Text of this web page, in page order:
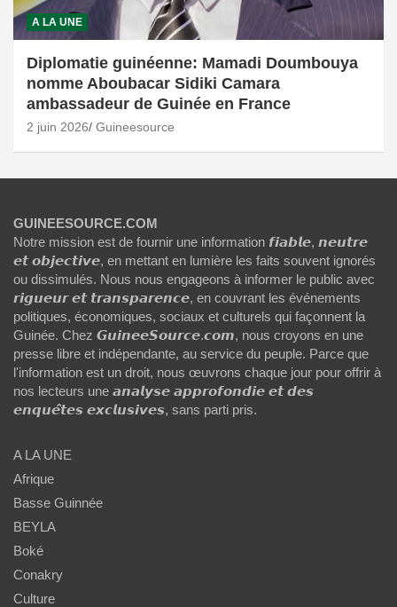
A LA UNE
Diplomatie guinéenne: Mamadi Doumbouya
nomme Aboubacar Sidiki Camara
ambassadeur de Guinée en France
2 juin 2026 Guineesource
GUINEESOURCE.COM
Notre mission est de fournir une information 𝙛𝙞𝙖𝙗𝙡𝙚, 𝙣𝙚𝙪𝙩𝙧𝙚
𝙚𝙩 𝙤𝙗𝙟𝙚𝙘𝙩𝙞𝙫𝙚, en mettant en lumière les faits souvent ignorés
ou dissimulés. Nous nous engageons à informer le public avec
𝙧𝙞𝙜𝙪𝙚𝙪𝙧 𝙚𝙩 𝙩𝙧𝙖𝙣𝙨𝙥𝙖𝙧𝙚𝙣𝙘𝙚, en couvrant les événements
politiques, économiques, sociaux et culturels qui façonnent la
Guinée. Chez 𝙂𝙪𝙞𝙣𝙚𝙚𝙎𝙤𝙪𝙧𝙘𝙚.𝙘𝙤𝙢, nous croyons en une
presse libre et indépendante, au service du peuple. Parce que
l'information est un droit, nous œuvrons chaque jour pour offrir à
nos lecteurs une 𝙖𝙣𝙖𝙡𝙮𝙨𝙚 𝙖𝙥𝙥𝙧𝙤𝙛𝙤𝙣𝙙𝙞𝙚 𝙚𝙩 𝙙𝙚𝙨
𝙚𝙣𝙦𝙪𝙚̂𝙩𝙚𝙨 𝙚𝙭𝙘𝙡𝙪𝙨𝙞𝙫𝙚𝙨, sans parti pris.
A LA UNE
Afrique
Basse Guinnée
BEYLA
Boké
Conakry
Culture